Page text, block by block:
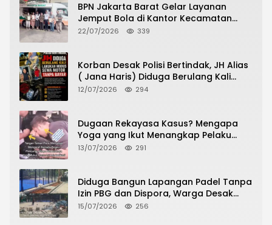
BPN Jakarta Barat Gelar Layanan
Jemput Bola di Kantor Kecamatan
Grogol Petamburan, Warga Antusias
22/07/2026 339
Korban Desak Polisi Bertindak, JH Alias
( Jana Haris) Diduga Berulang Kali
Lakukan Modus Sewa Motor Tanpa
12/07/2026 294
Dugaan Rekayasa Kasus? Mengapa
Yoga yang Ikut Menangkap Pelaku
Pencurian Toko Ponsel di Pancur Batu
13/07/2026 291
Diduga Bangun Lapangan Padel Tanpa
Izin PBG dan Dispora, Warga Desak
CKTRP dan Dispora Jakarta Barat
15/07/2026 256